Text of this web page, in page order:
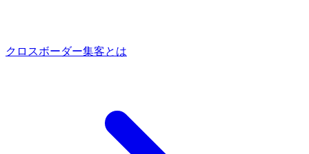
クロスボーダー集客とは